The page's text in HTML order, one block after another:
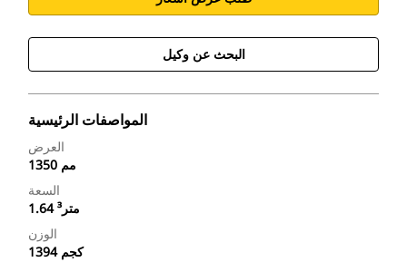
البحث عن وكيل
المواصفات الرئيسية
العرض
1350 مم
السعة
1.64 متر³
الوزن
1394 كجم